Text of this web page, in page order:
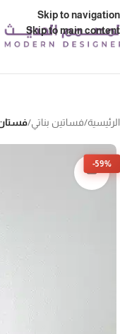
Skip to navigation
Skip to main content
الرئيسية/فساتين بناتي/
-59%